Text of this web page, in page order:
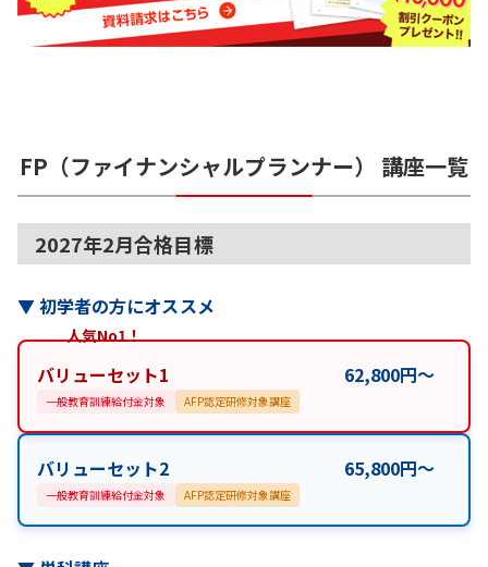
FP（ファイナンシャルプランナー） 講座一覧
2027年2月合格目標
▼初学者の方にオススメ
人気No1！
バリューセット1 62,800円〜
一般教育訓練給付金対象 AFP認定研修対象講座
バリューセット2 65,800円〜
一般教育訓練給付金対象 AFP認定研修対象講座